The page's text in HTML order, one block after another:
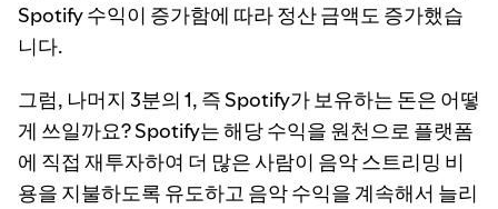
Spotify 수익이 증가함에 따라 정산 금액도 증가했습
니다.
그럼, 나머지 3분의 1, 즉 Spotify가 보유하는 돈은 어떻
게 쓰일까요? Spotify는 해당 수익을 원천으로 플랫폼
에 직접 재투자하여 더 많은 사람이 음악 스트리밍 비
용을 지불하도록 유도하고 음악 수익을 계속해서 늘리